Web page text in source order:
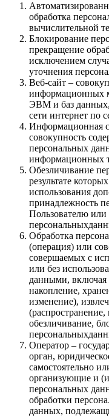
обработка
вычислительной
Блокирование
прекращение
исключением
уточнения
Веб-сайт –
информационных
ЭВМ и баз данных,
сети интернет по
Информационная
совокупность
персональных
информационных
Обезличивание
результате
использования
принадлежность
Пользователю или
Обработка
(операция) или
совершаемых с
или без
данными, включая
накопление,
изменение),
(распространение,
обезличивание,
Оператор –
орган,
самостоятельно
организующие и
персональных
обработки
данных,